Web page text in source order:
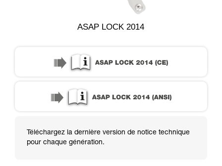
ASAP LOCK 2014
Téléchargez la dernière version de notice technique
pour chaque génération.